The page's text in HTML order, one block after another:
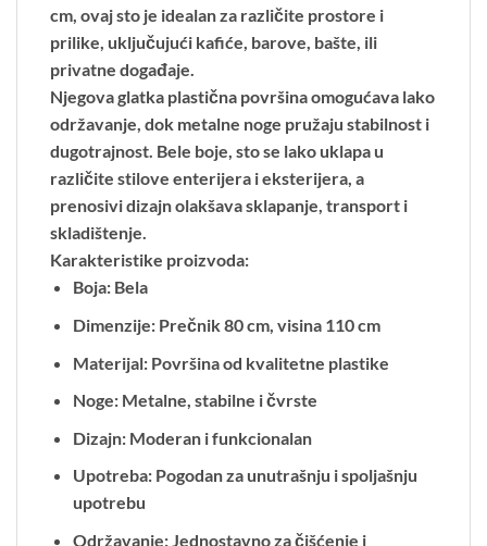
cm, ovaj sto je idealan za različite prostore i
prilike, uključujući kafiće, barove, bašte, ili
privatne događaje.
Njegova glatka plastična površina omogućava lako
održavanje, dok metalne noge pružaju stabilnost i
dugotrajnost. Bele boje, sto se lako uklapa u
različite stilove enterijera i eksterijera, a
prenosivi dizajn olakšava sklapanje, transport i
skladištenje.
Karakteristike proizvoda:
Boja: Bela
Dimenzije: Prečnik 80 cm, visina 110 cm
Materijal: Površina od kvalitetne plastike
Noge: Metalne, stabilne i čvrste
Dizajn: Moderan i funkcionalan
Upotreba: Pogodan za unutrašnju i spoljašnju
upotrebu
Održavanje: Jednostavno za čišćenje i